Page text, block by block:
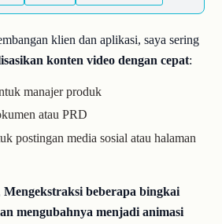
klien dan aplikasi, saya sering
konten video dengan cepat:
manajer produk
atau PRD
postingan media sosial atau halaman
Mengekstraksi beberapa bingkai
mengubahnya menjadi animasi